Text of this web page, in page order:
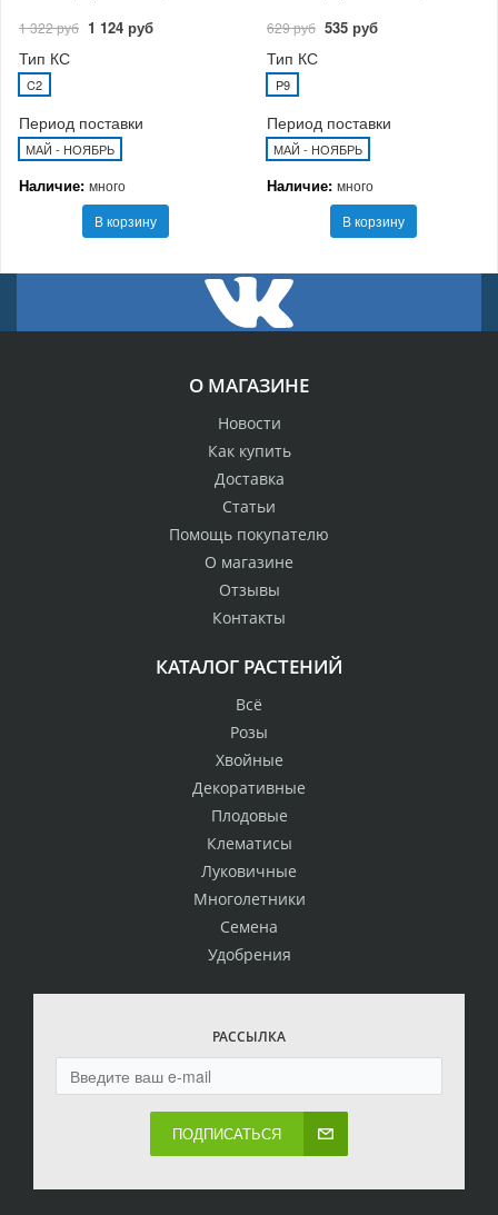
1 322 руб 1 124 руб
Тип КС
C2
Период поставки
МАЙ - НОЯБРЬ
Наличие: много
В корзину
629 руб 535 руб
Тип КС
P9
Период поставки
МАЙ - НОЯБРЬ
Наличие: много
В корзину
О МАГАЗИНЕ
Новости
Как купить
Доставка
Статьи
Помощь покупателю
О магазине
Отзывы
Контакты
КАТАЛОГ РАСТЕНИЙ
Всё
Розы
Хвойные
Декоративные
Плодовые
Клематисы
Луковичные
Многолетники
Семена
Удобрения
РАССЫЛКА
ПОДПИСАТЬСЯ